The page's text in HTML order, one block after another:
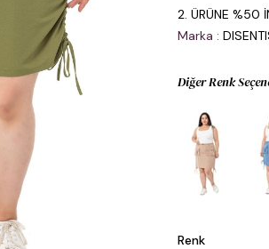
2. ÜRÜNE %50
Marka :
Diğer Renk
Renk